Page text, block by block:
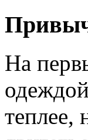
На
теплее,